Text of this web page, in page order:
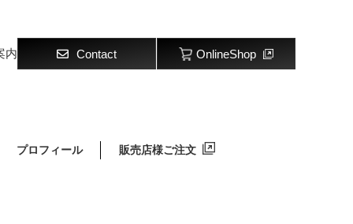
内 Contact OnlineShop
プロフィール 販売店様ご注文